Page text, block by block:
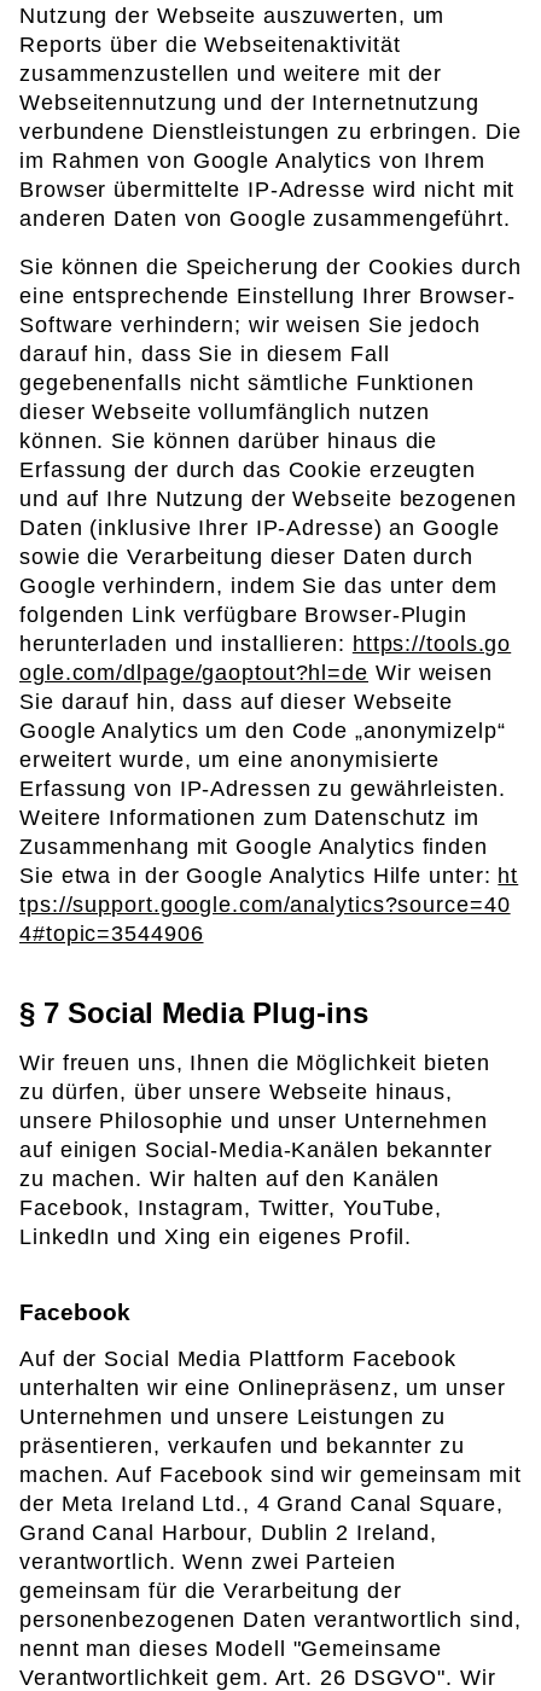
Nutzung der Webseite auszuwerten, um
Reports über die Webseitenaktivität
zusammenzustellen und weitere mit der
Webseitennutzung und der Internetnutzung
verbundene Dienstleistungen zu erbringen. Die
im Rahmen von Google Analytics von Ihrem
Browser übermittelte IP-Adresse wird nicht mit
anderen Daten von Google zusammengeführt.
Sie können die Speicherung der Cookies durch
eine entsprechende Einstellung Ihrer Browser-
Software verhindern; wir weisen Sie jedoch
darauf hin, dass Sie in diesem Fall
gegebenenfalls nicht sämtliche Funktionen
dieser Webseite vollumfänglich nutzen
können. Sie können darüber hinaus die
Erfassung der durch das Cookie erzeugten
und auf Ihre Nutzung der Webseite bezogenen
Daten (inklusive Ihrer IP-Adresse) an Google
sowie die Verarbeitung dieser Daten durch
Google verhindern, indem Sie das unter dem
folgenden Link verfügbare Browser-Plugin
herunterladen und installieren: https://tools.go
ogle.com/dlpage/gaoptout?hl=de Wir weisen
Sie darauf hin, dass auf dieser Webseite
Google Analytics um den Code „anonymizelp“
erweitert wurde, um eine anonymisierte
Erfassung von IP-Adressen zu gewährleisten.
Weitere Informationen zum Datenschutz im
Zusammenhang mit Google Analytics finden
Sie etwa in der Google Analytics Hilfe unter: ht
tps://support.google.com/analytics?source=40
4#topic=3544906
§ 7 Social Media Plug-ins
Wir freuen uns, Ihnen die Möglichkeit bieten
zu dürfen, über unsere Webseite hinaus,
unsere Philosophie und unser Unternehmen
auf einigen Social-Media-Kanälen bekannter
zu machen. Wir halten auf den Kanälen
Facebook, Instagram, Twitter, YouTube,
LinkedIn und Xing ein eigenes Profil.
Facebook
Auf der Social Media Plattform Facebook
unterhalten wir eine Onlinepräsenz, um unser
Unternehmen und unsere Leistungen zu
präsentieren, verkaufen und bekannter zu
machen. Auf Facebook sind wir gemeinsam mit
der Meta Ireland Ltd., 4 Grand Canal Square,
Grand Canal Harbour, Dublin 2 Ireland,
verantwortlich. Wenn zwei Parteien
gemeinsam für die Verarbeitung der
personenbezogenen Daten verantwortlich sind,
nennt man dieses Modell "Gemeinsame
Verantwortlichkeit gem. Art. 26 DSGVO". Wir